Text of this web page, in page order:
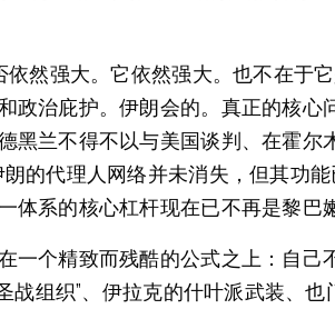
依然强大。它依然强大。也不在
政治庇护。伊朗会的。真正的核
黑兰不得不以与美国谈判、在霍
的代理人网络并未消失，但其功
体系的核心杠杆现在已不再是黎巴
一个精致而残酷的公式之上：自
战组织”、伊拉克的什叶派武装、